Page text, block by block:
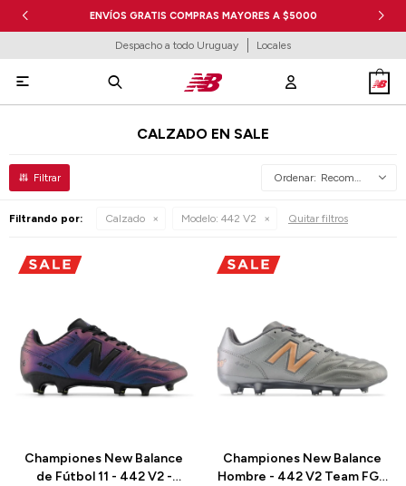
ENVÍOS GRATIS COMPRAS MAYORES A $5000
Despacho a todo Uruguay Locales

CALZADO EN SALE
Recomendados
Filtrando por: Calzado Modelo: 442 V2 Quitar filtros
Championes New Balance
de Fútbol 11 - 442 V2 -
Championes New Balance
Hombre - 442 V2 Team FG -